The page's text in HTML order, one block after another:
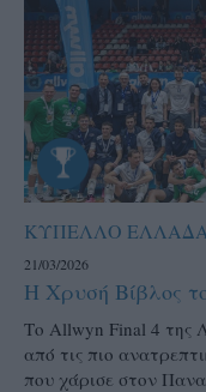
ΚΥΠΕΛΛΟ
21/03/2026
Η Χρυσή Βίβλος
Το Allwyn Final 4 της
από τις πιο
που χάρισε στον